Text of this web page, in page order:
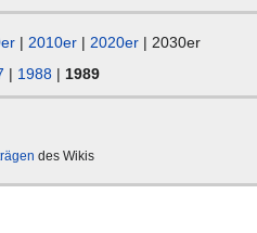
| 2010er | 2020er | 2030er
| 1988| 1989
des Wikis